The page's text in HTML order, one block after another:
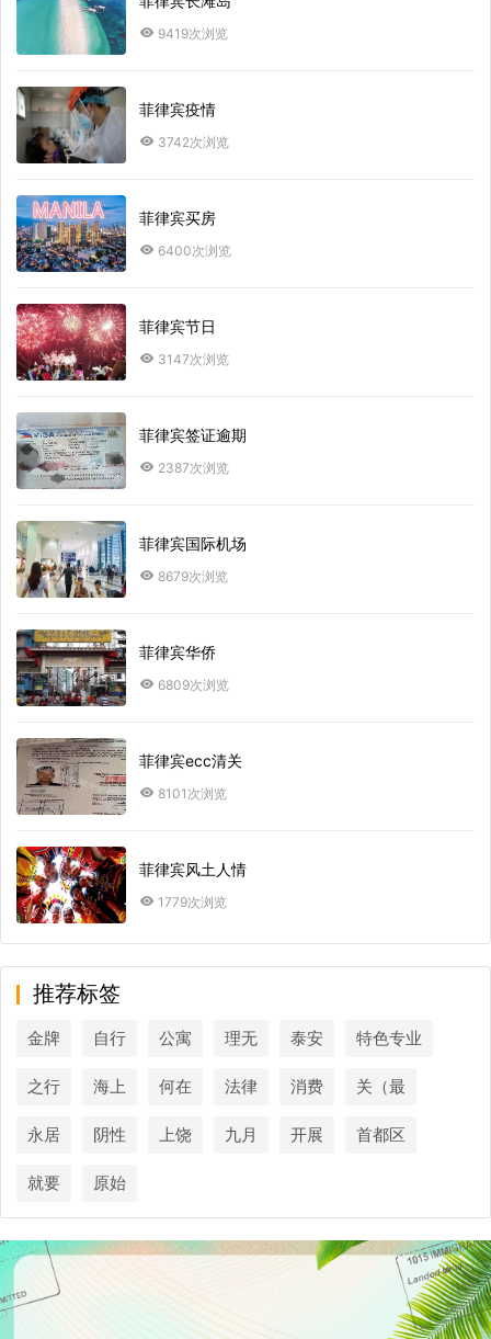
9419次浏览
菲律宾疫情
3742次浏览
菲律宾买房
6400次浏览
菲律宾节日
3147次浏览
菲律宾签证逾期
2387次浏览
菲律宾国际机场
8679次浏览
菲律宾华侨
6809次浏览
菲律宾ecc清关
8101次浏览
菲律宾风土人情
1779次浏览
推荐标签
金牌 自行 公寓 理无 泰安 特色专业
之行 海上 何在 法律 消费 关（最
永居 阴性 上饶 九月 开展 首都区
就要 原始